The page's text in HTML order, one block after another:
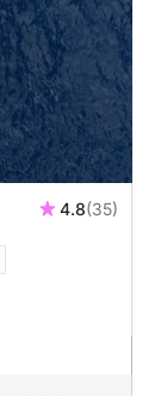
4.8(35)